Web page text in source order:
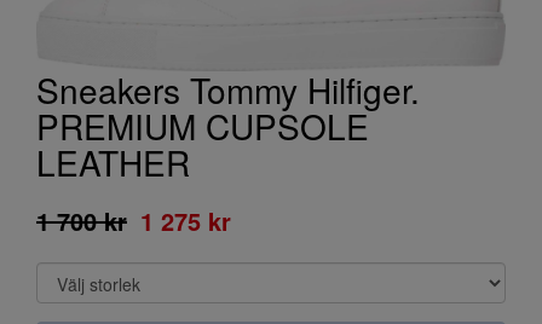
Sneakers Tommy Hilfiger.
PREMIUM CUPSOLE
LEATHER
1 700 kr 1 275 kr